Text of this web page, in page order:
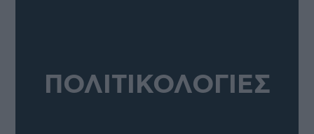
ΠΟΛΙΤΙΚΟΛΟΓΙΕΣ